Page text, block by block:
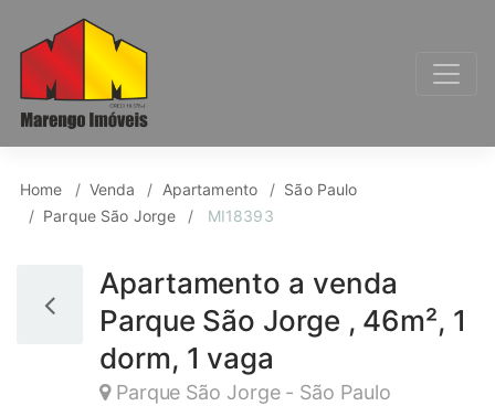
Apartamento para
Home Venda Apartamento
São Paulo
Parque São Jorge
MI18393
Apartamento a venda
Parque São Jorge , 46m², 1
dorm, 1 vaga
Parque São Jorge - São Paulo